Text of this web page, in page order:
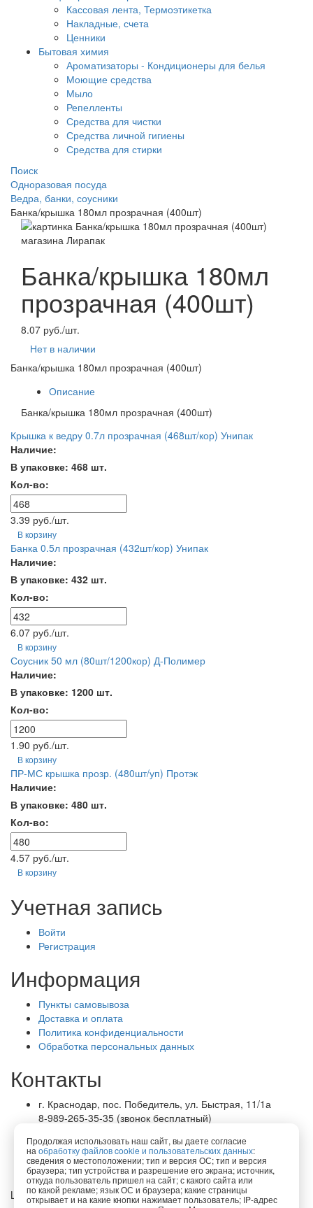
Кассовая лента, Термоэтикетка
Накладные, счета
Ценники
Бытовая химия
Ароматизаторы - Кондиционеры для белья
Моющие средства
Мыло
Репелленты
Средства для чистки
Средства личной гигиены
Средства для стирки
Поиск
Одноразовая посуда
Ведра, банки, соусники
Банка/крышка 180мл прозрачная (400шт)
Банка/крышка 180мл
прозрачная (400шт)
8.07 руб./шт.
Нет в наличии
Банка/крышка 180мл прозрачная (400шт)
Описание
Банка/крышка 180мл прозрачная (400шт)
Крышка к ведру 0.7л прозрачная (468шт/кор) Унипак
Наличие:
В упаковке: 468 шт.
Кол-во:
3.39 руб./шт.
В корзину
Банка 0.5л прозрачная (432шт/кор) Унипак
Наличие:
В упаковке: 432 шт.
Кол-во:
6.07 руб./шт.
В корзину
Соусник 50 мл (80шт/1200кор) Д-Полимер
Наличие:
В упаковке: 1200 шт.
Кол-во:
1.90 руб./шт.
В корзину
ПР-МС крышка прозр. (480шт/уп) Протэк
Наличие:
В упаковке: 480 шт.
Кол-во:
4.57 руб./шт.
В корзину
Учетная запись
Войти
Регистрация
Информация
Пункты самовывоза
Доставка и оплата
Политика конфиденциальности
Обработка персональных данных
Контакты
г. Краснодар, пос. Победитель, ул. Быстрая, 11/1а
8-989-265-35-35 (звонок бесплатный)
office@lirapack.com
Посмотреть на карте
Lirapack ©2026 Все права защищены.
Продолжая использовать наш сайт, вы даете согласие
на обработку файлов cookie и пользовательских данных:
сведения о местоположении; тип и версия ОС; тип и версия
браузера; тип устройства и разрешение его экрана; источник,
откуда пользователь пришел на сайт; с какого сайта или
по какой рекламе; язык ОС и браузера; какие страницы
открывает и на какие кнопки нажимает пользователь; IP-адрес